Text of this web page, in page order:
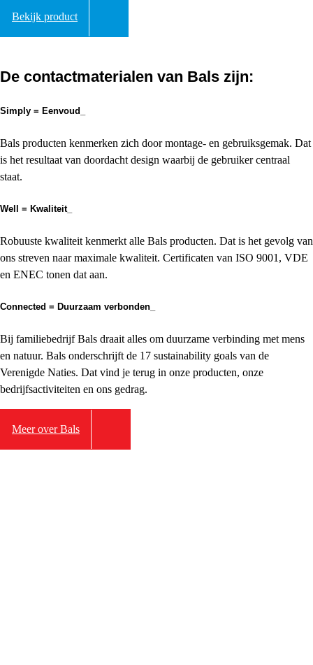
Bekijk product
De contactmaterialen van Bals zijn:
Simply = Eenvoud_
Bals producten kenmerken zich door montage- en gebruiksgemak. Dat
is het resultaat van doordacht design waarbij de gebruiker centraal
staat.
Well = Kwaliteit_
Robuuste kwaliteit kenmerkt alle Bals producten. Dat is het gevolg van
ons streven naar maximale kwaliteit. Certificaten van ISO 9001, VDE
en ENEC tonen dat aan.
Connected = Duurzaam verbonden_
Bij familiebedrijf Bals draait alles om duurzame verbinding met mens
en natuur. Bals onderschrijft de 17 sustainability goals van de
Verenigde Naties. Dat vind je terug in onze producten, onze
bedrijfsactiviteiten en ons gedrag.
Meer over Bals